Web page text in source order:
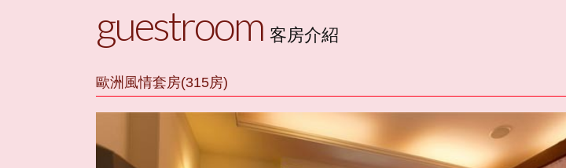
guestroom 客房介紹
歐洲風情套房(315房)